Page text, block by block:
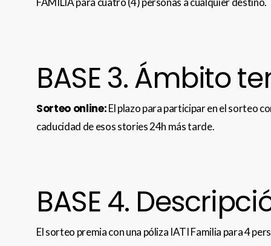
BASE 3. Ámbito
Sorteo online:El plazo para participar en el sorteo
caducidad de esos stories 24h más tarde.
BASE 4.
El sorteo premia con una póliza IATI Familia para 4